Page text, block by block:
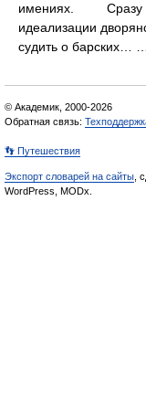
имениях. Сразу же
идеализации
судить о барских…
© Академик, 2000-2026
Обратная связь:
👣 Путешествия
Экспорт словарей на сайты ,
WordPress, MODx.